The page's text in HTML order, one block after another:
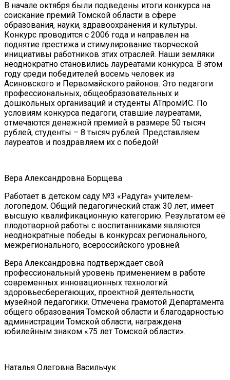
В начале октября были подведены итоги конкурса на
соискание премий Томской области в сфере
образования, науки, здравоохранения и культуры.
Конкурс проводится с 2006 года и направлен на
поднятие престижа и стимулирование творческой
инициативы работников этих отраслей. Наши земляки
неоднократно становились лауреатами конкурса. В этом
году среди победителей восемь человек из
Асиновского и Первомайского районов. Это педагоги
профессиональных, общеобразовательных и
дошкольных организаций и студенты АТпромИС. По
условиям конкурса педагоги, ставшие лауреатами,
отмечаются денежной премией в размере 50 тысяч
рублей, студенты – 8 тысяч рублей. Представляем
лауреатов и поздравляем их с победой!
Вера Александровна Борщева
Работает в детском саду №3 «Радуга» учителем-
логопедом. Общий педагогический стаж 30 лет, имеет
высшую квалификационную категорию. Результатом её
плодотворной работы с воспитанниками являются
неоднократные победы в конкурсах регионального,
межрегионального, всероссийского уровней.
Вера Александровна подтверждает свой
профессиональный уровень применением в работе
современных инновационных технологий:
здоровьесберегающих, проектной деятельности,
музейной педагогики. Отмечена грамотой Департамента
общего образования Томской области и благодарностью
администрации Томской области, награждена
юбилейным знаком «75 лет Томской области».
Наталья Олеговна Васильчук